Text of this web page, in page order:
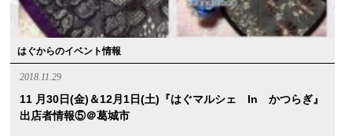
はぐからのイベント情報
2018.11.29
11 月30日(金)＆12月1日(土)『はぐマルシェ In かつらぎ』
出店者情報⑤＠葛城市